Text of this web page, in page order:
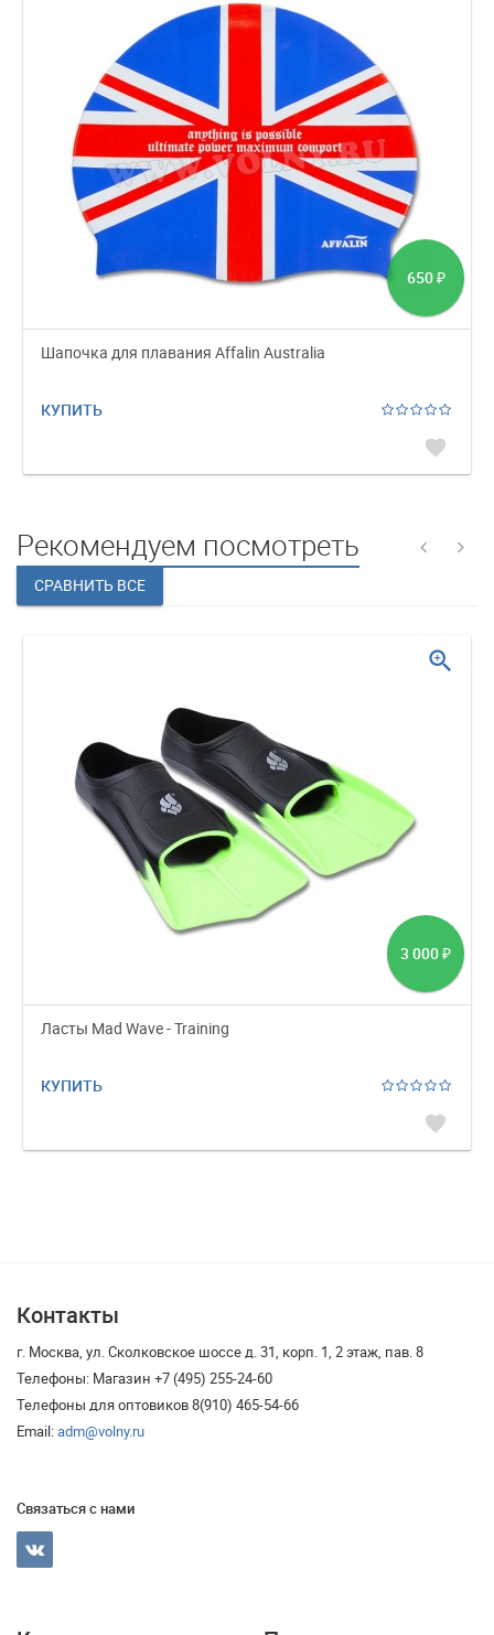
650 ₽
Шапочка для плавания Affalin Australia
КУПИТЬ
favorite
Рекомендуем посмотреть
3 000 ₽
Ласты Mad Wave - Training
КУПИТЬ
favorite
zoom_in
Контакты
г. Москва, ул. Сколковское шоссе д. 31, корп. 1, 2 этаж, пав. 8
Телефоны: Магазин +7 (495) 255-24-60
Телефоны для оптовиков 8(910) 465-54-66
Email:adm@volny.ru
Связаться с нами